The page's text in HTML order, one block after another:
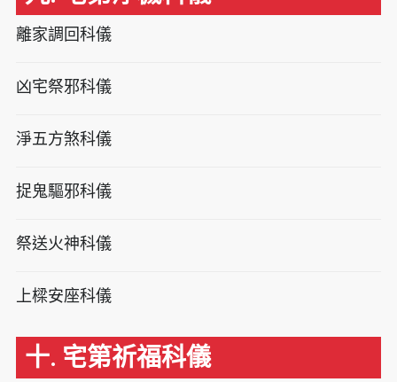
離家調回科儀
凶宅祭邪科儀
淨五方煞科儀
捉鬼驅邪科儀
祭送火神科儀
上樑安座科儀
十. 宅第祈福科儀